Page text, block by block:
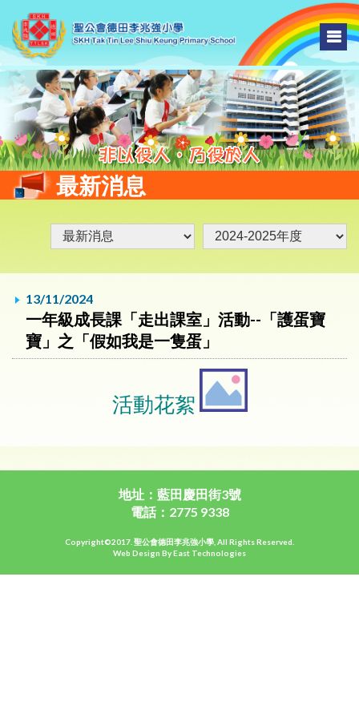
最新消息
13/11/2024
一年級成長課「走出課室」活動--「護蛋寶
寶」之「假如我是一隻蛋」
活動花絮
地址：藍田慶田街3號
電話：2775 9338
Copyright©2017. 聖公會德田李兆強小學, All Rights Reserved.
Web Design By East Technologies